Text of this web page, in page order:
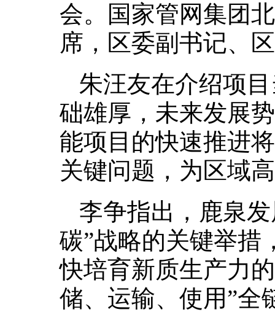
会。国家管网集团
席，区委副书记、
朱汪友在介绍项
础雄厚，未来发展
能项目的快速推进
关键问题，为区域
李争指出，鹿泉
碳”战略的关键举措
快培育新质生产力
储、运输、使用”全